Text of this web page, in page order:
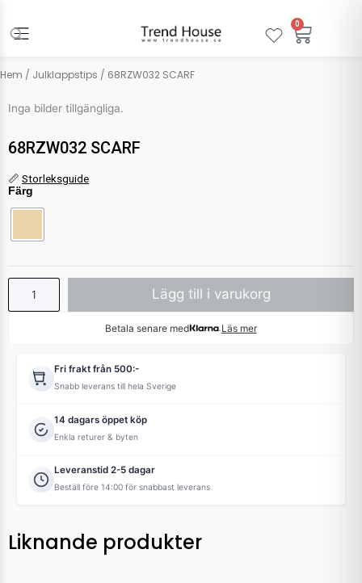
innehåll
0
Hem / Julklappstips / 68RZW032 SCARF
Inga bilder tillgängliga.
68RZW032 SCARF
📏 Storleksguide
Färg
68RZW032
SCARF
mängd
Lägg till i varukorg
Betala senare med Läs mer
Fri frakt från 500:-
Snabb leverans till hela Sverige
14 dagars öppet köp
Enkla returer & byten
Leveranstid 2-5 dagar
Beställ före 14:00 för snabbast leverans
Liknande produkter